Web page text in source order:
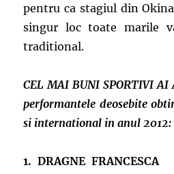
pentru ca stagiul din
singur loc toate marile
traditional.
CEL MAI BUNI SPORTIVI
performantele deosebite
si international in anul 2012:
1. DRAGNE FRANCESCA